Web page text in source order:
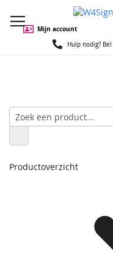
Mijn account
Hulp nodig? Bel
Productoverzicht